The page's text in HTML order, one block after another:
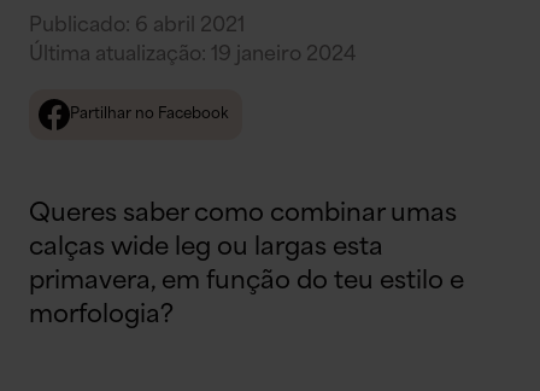
Publicado: 6 abril 2021
Última atualização: 19 janeiro 2024
Partilhar no Facebook
Queres saber como combinar umas
calças wide leg ou largas esta
primavera, em função do teu estilo e
morfologia?